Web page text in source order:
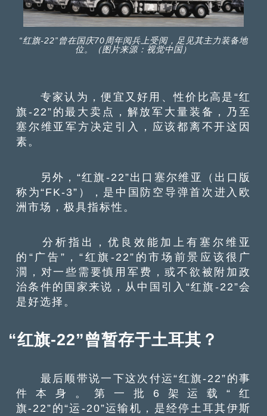
“红旗-22”曾在国庆70周年阅兵上受阅，足见其主力装备地
位。（图片来源：视觉中国）
专家认为，便宜又好用、性价比高是“红
旗-22”的最大卖点，解放军大量装备，乃至
塞尔维亚军方决定引入，应该都离不开这因
素。
另外，“红旗-22”出口塞尔维亚（出口版
称为“FK-3”），是中国防空导弹首次进入欧
洲市场，极具指标性。
分析指出，优良效能加上有塞尔维亚
的“广告”，“红旗-22”的市场前景应该很广
濶，对一些需要慎用军费，或不欲被附加政
治条件的国家来说，从中国引入“红旗-22”会
是好选择。
“红旗-22”曾暂存于土耳其？
最后顺带说一下这次付运“红旗-22”的事
件本身。第一批6架运载“红
旗-22”的“运-20”运输机，是经停土耳其伊斯